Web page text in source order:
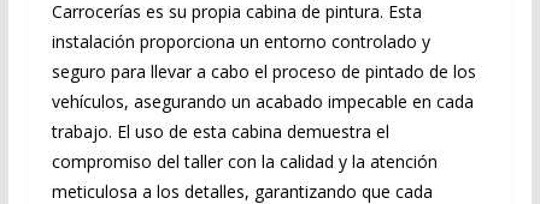
Carrocerías es su propia cabina de pintura. Esta
instalación proporciona un entorno controlado y
seguro para llevar a cabo el proceso de pintado de los
vehículos, asegurando un acabado impecable en cada
trabajo. El uso de esta cabina demuestra el
compromiso del taller con la calidad y la atención
meticulosa a los detalles, garantizando que cada